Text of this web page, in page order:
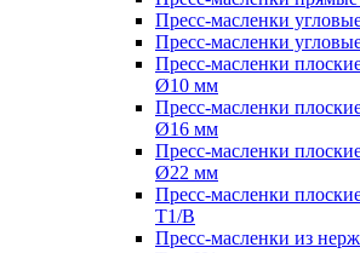
Пресс-масленки
Пресс-масленки
Пресс-масленки
Ø10 мм
Пресс-масленки
Ø16 мм
Пресс-масленки
Ø22 мм
Пресс-масленки
T1/B
Пресс-масленки из